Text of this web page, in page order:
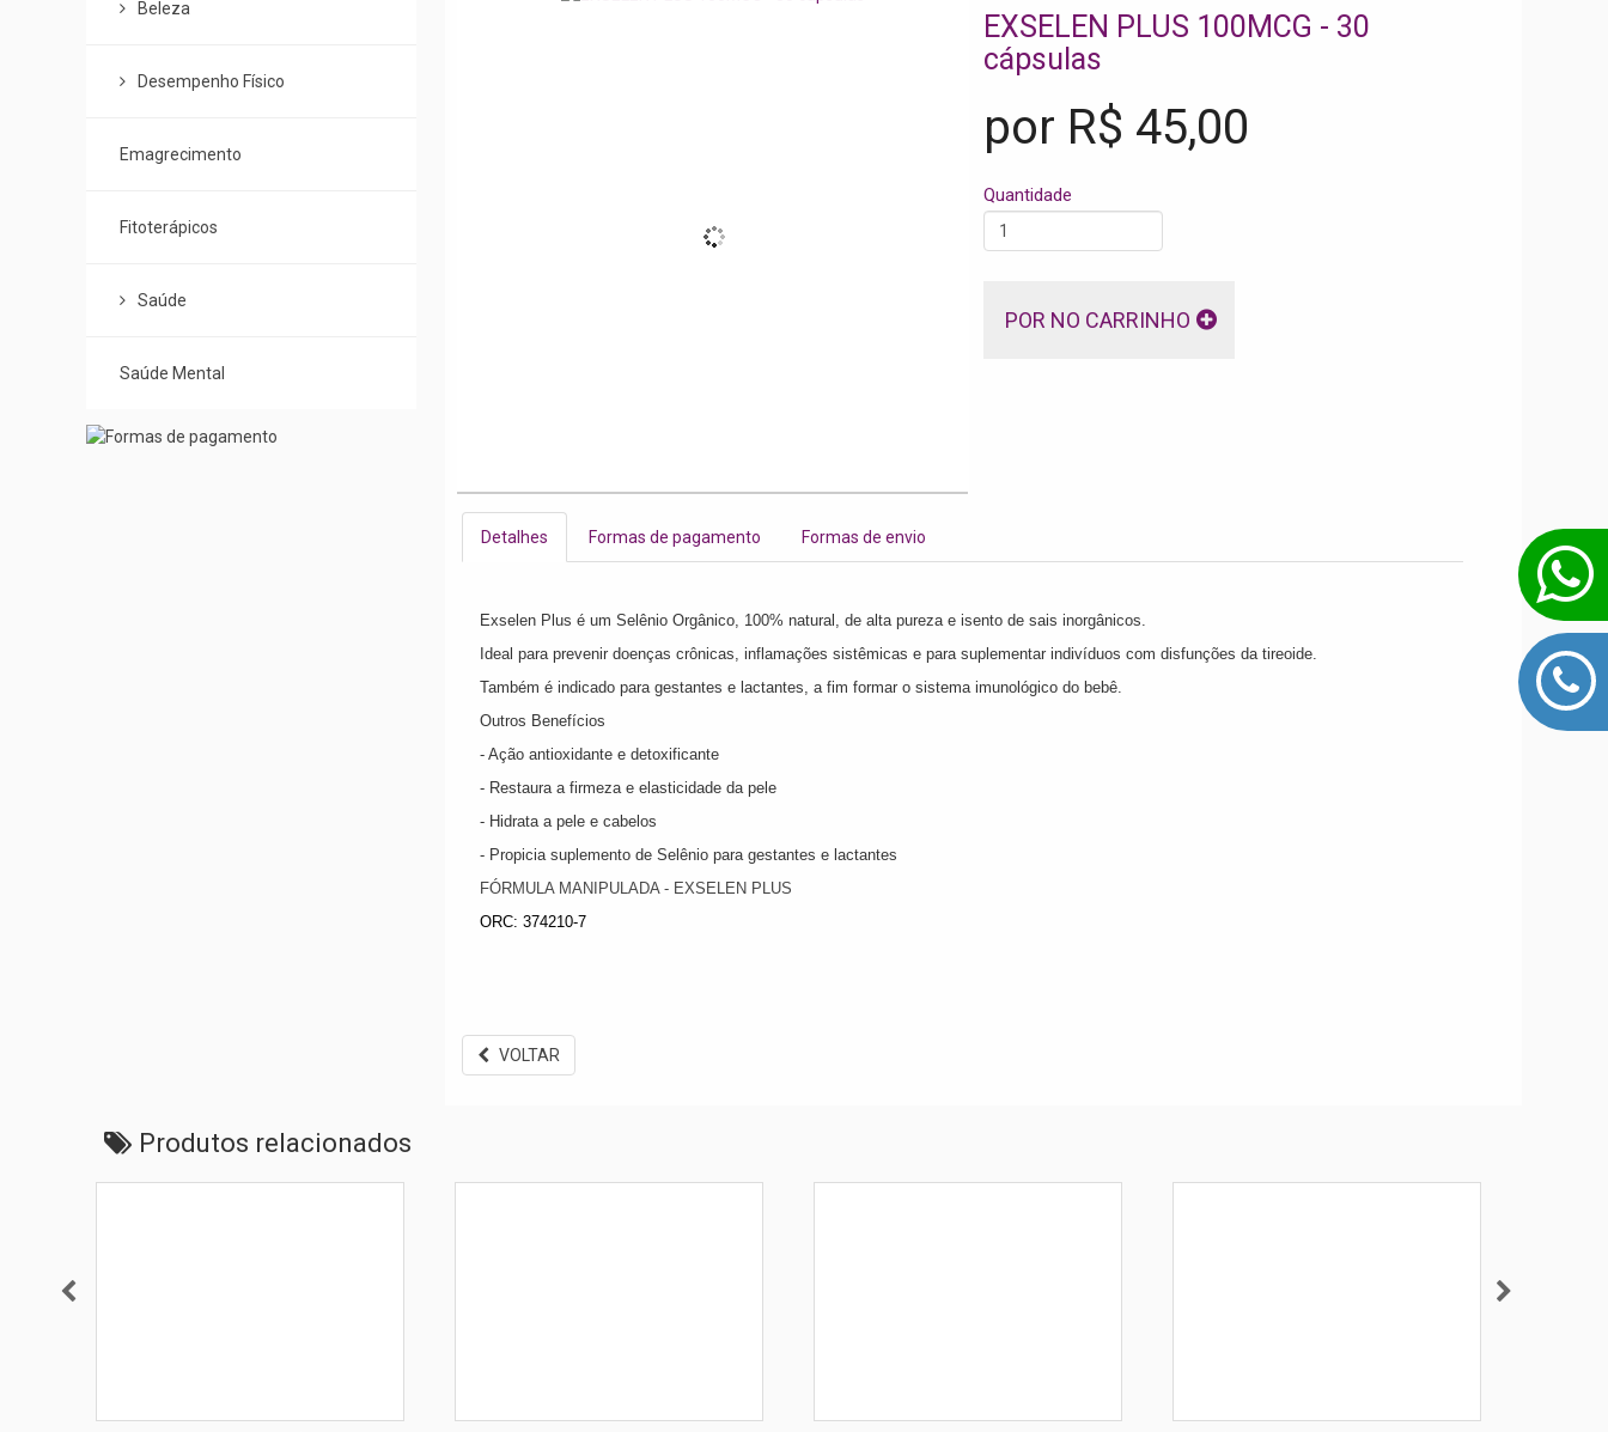
Beleza
Desempenho Físico
Emagrecimento
Fitoterápicos
Saúde
Saúde Mental
EXSELEN PLUS 100MCG - 30
cápsulas
por R$ 45,00
Quantidade
POR NO CARRINHO
Detalhes Formas de pagamento Formas de envio
Exselen Plus é um Selênio Orgânico, 100% natural, de alta pureza e isento de sais inorgânicos.
Ideal para prevenir doenças crônicas, inflamações sistêmicas e para suplementar indivíduos com disfunções da tireoide.
Também é indicado para gestantes e lactantes, a fim formar o sistema imunológico do bebê.
Outros Benefícios
- Ação antioxidante e detoxificante
- Restaura a firmeza e elasticidade da pele
- Hidrata a pele e cabelos
- Propicia suplemento de Selênio para gestantes e lactantes
FÓRMULA MANIPULADA - EXSELEN PLUS
ORC: 374210-7
VOLTAR
Produtos relacionados